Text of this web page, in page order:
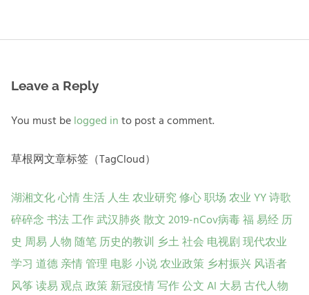
Leave a Reply
You must belogged into post a comment.
草根网文章标签（TagCloud）
湖湘文化心情生活人生农业研究修心职场农业YY诗歌
碎碎念书法工作武汉肺炎散文2019-nCov病毒福易经历
史 周易人物随笔历史的教训 乡土社会 电视剧现代农业
学习 道德亲情管理电影小说农业政策乡村振兴风语者
风筝读易观点政策新冠疫情写作公文AI 大易古代人物